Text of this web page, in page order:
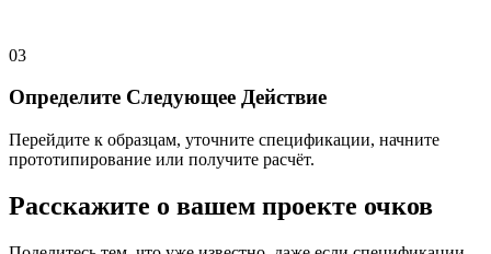
03
Определите Следующее Действие
Перейдите к образцам, уточните спецификации, начните
прототипирование или получите расчёт.
Расскажите о вашем проекте очков